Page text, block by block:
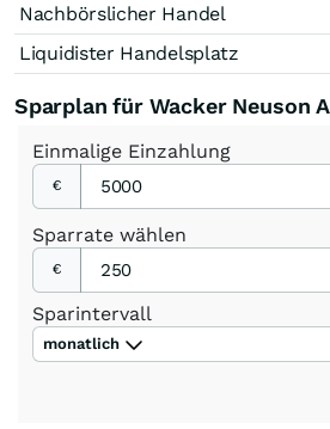
Nachbörslicher Handel
Liquidister Handelsplatz
Sparplan für Wacker Neuson
Einmalige Einzahlung
€
Sparrate wählen
€
Sparintervall
monatlich